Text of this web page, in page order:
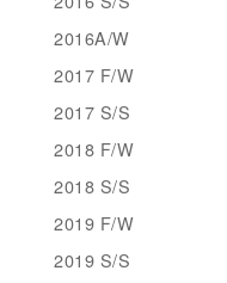
2016A/W
2017 F/W
2017 S/S
2018 F/W
2018 S/S
2019 F/W
2019 S/S